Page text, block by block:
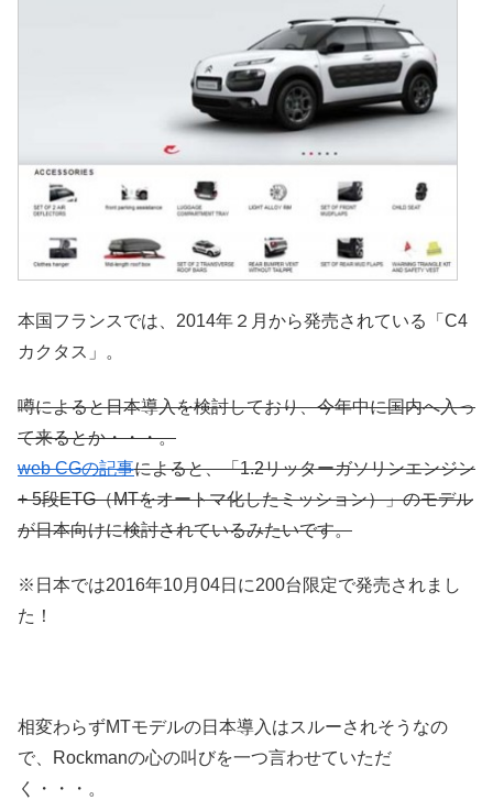
本国フランスでは、2014年２月から発売されている「C4
カクタス」。
噂によると日本導入を検討しており、今年中に国内へ入っ
て来るとか・・・。
web CGの記事によると、「1.2リッターガソリンエンジン
+ 5段ETG（MTをオートマ化したミッション）」のモデル
が日本向けに検討されているみたいです。
※日本では2016年10月04日に200台限定で発売されまし
た！
相変わらずMTモデルの日本導入はスルーされそうなの
で、Rockmanの心の叫びを一つ言わせていただ
く・・・。